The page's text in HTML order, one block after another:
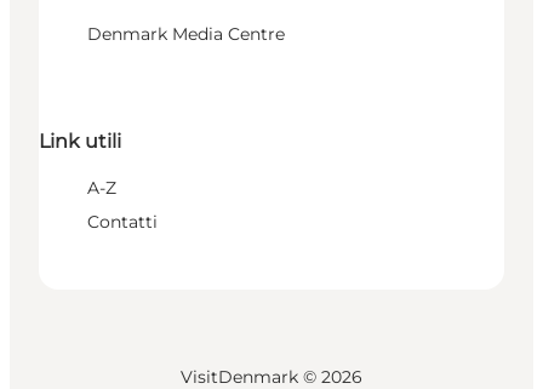
Denmark Media Centre
Link utili
A-Z
Contatti
VisitDenmark © 2026